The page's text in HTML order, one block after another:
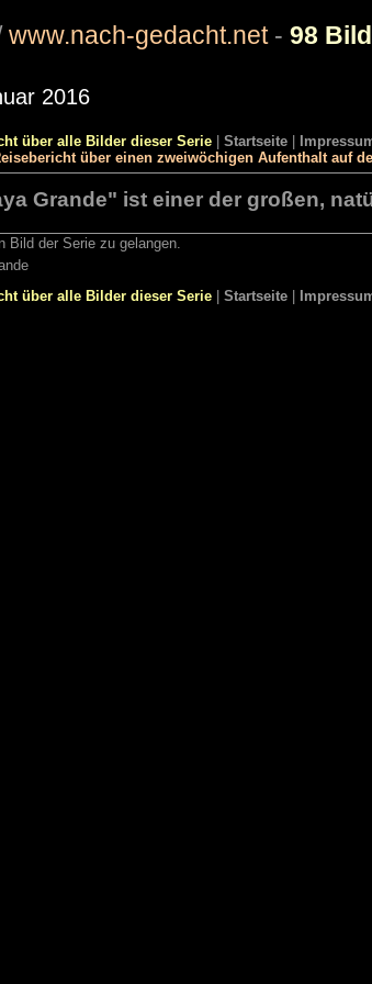
www.nach-gedacht.net- 98
2016
über alle Bilder dieser Serie | Startseite |
über einen zweiwöchigen Aufenthalt auf
Grande" ist einer der großen,
Bild der Serie zu gelangen.
über alle Bilder dieser Serie Startseite